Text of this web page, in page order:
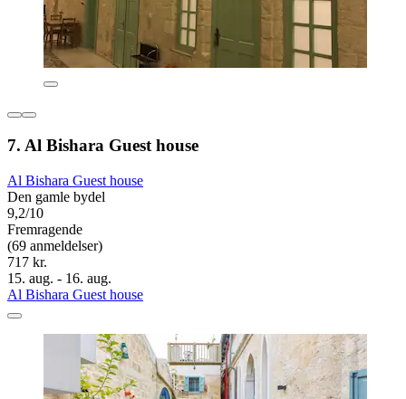
7. Al Bishara Guest house
Al Bishara Guest house
Den gamle bydel
9,2/10
Fremragende
(69 anmeldelser)
717 kr.
15. aug. - 16. aug.
Al Bishara Guest house